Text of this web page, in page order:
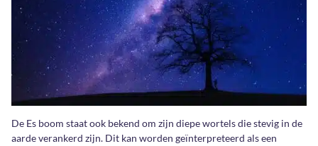
De Es boom staat ook bekend om zijn diepe wortels die stevig in de
aarde verankerd zijn. Dit kan worden geïnterpreteerd als een